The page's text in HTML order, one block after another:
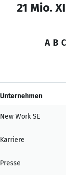
21 Mio.
A B C
Unternehmen
New Work SE
Karriere
Presse